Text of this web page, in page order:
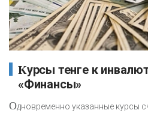
Курсы тенге к инвалютам на 17 сентября -
«Финансы»
Одновременно указанные курсы